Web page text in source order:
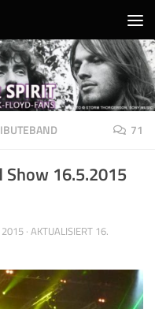
71
16.5.2015
· AKTUALISIERT 16.